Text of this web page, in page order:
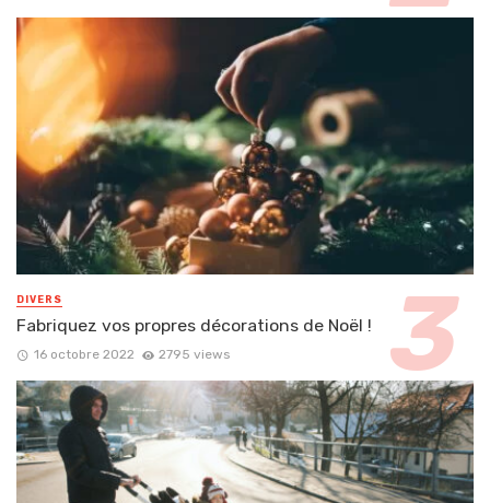
DIVERS
Fabriquez vos propres décorations de Noël !
16 octobre 2022 2795 views